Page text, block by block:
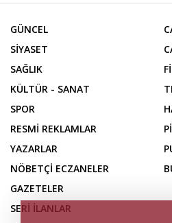
GÜNCEL
SİYASET
SAĞLIK
KÜLTÜR - SANAT
SPOR
RESMİ REKLAMLAR
YAZARLAR
NÖBETÇİ ECZANELER
GAZETELER
SERİ İLANLAR